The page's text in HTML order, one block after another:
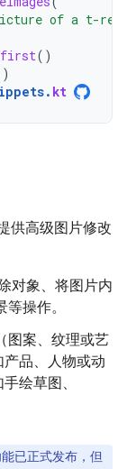
of a t-rex
first()
. kt
供高级图片修改
对象、将图片内
操作。
图案、纹理或艺
品、人物或动
绘草图、
已正式发布，但